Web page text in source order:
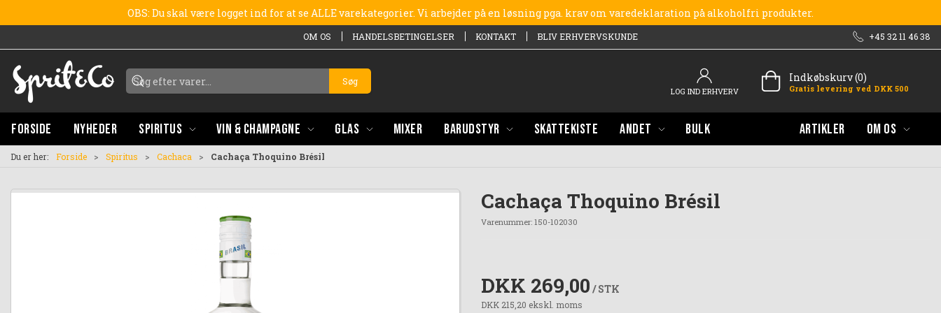
OBS: Du skal være logget ind for at se ALLE varekategorier. Vi arbejder på en løsning pga. krav om varedeklaration på alkoholfri produkter.
OM OS HANDELSBETINGELSER KONTAKT BLIV ERHVERVSKUNDE +45 32 11 46 38
Søg
LOG IND ERHVERV
Indkøbskurv (0)
Gratis levering ved DKK 500
FORSIDE NYHEDER SPIRITUS VIN & CHAMPAGNE GLAS MIXER BARUDSTYR SKATTEKISTE ANDET BULK ARTIKLER OM OS
Du er her: Forside Spiritus Cachaca Cachaça Thoquino Brésil
Cachaça Thoquino Brésil
Varenummer: 150-102030
DKK 269,00 / STK
DKK 215,20 ekskl. moms